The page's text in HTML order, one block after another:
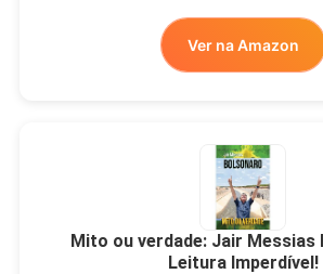
Ver na Amazon
Mito ou verdade: Jair Messias
Leitura Imperdível!